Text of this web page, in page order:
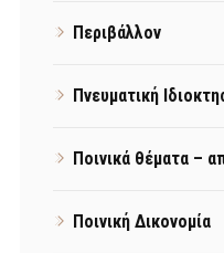
Περιβάλλον
Πνευματική
Ποινικά θέματα –
Ποινική Δικονομία